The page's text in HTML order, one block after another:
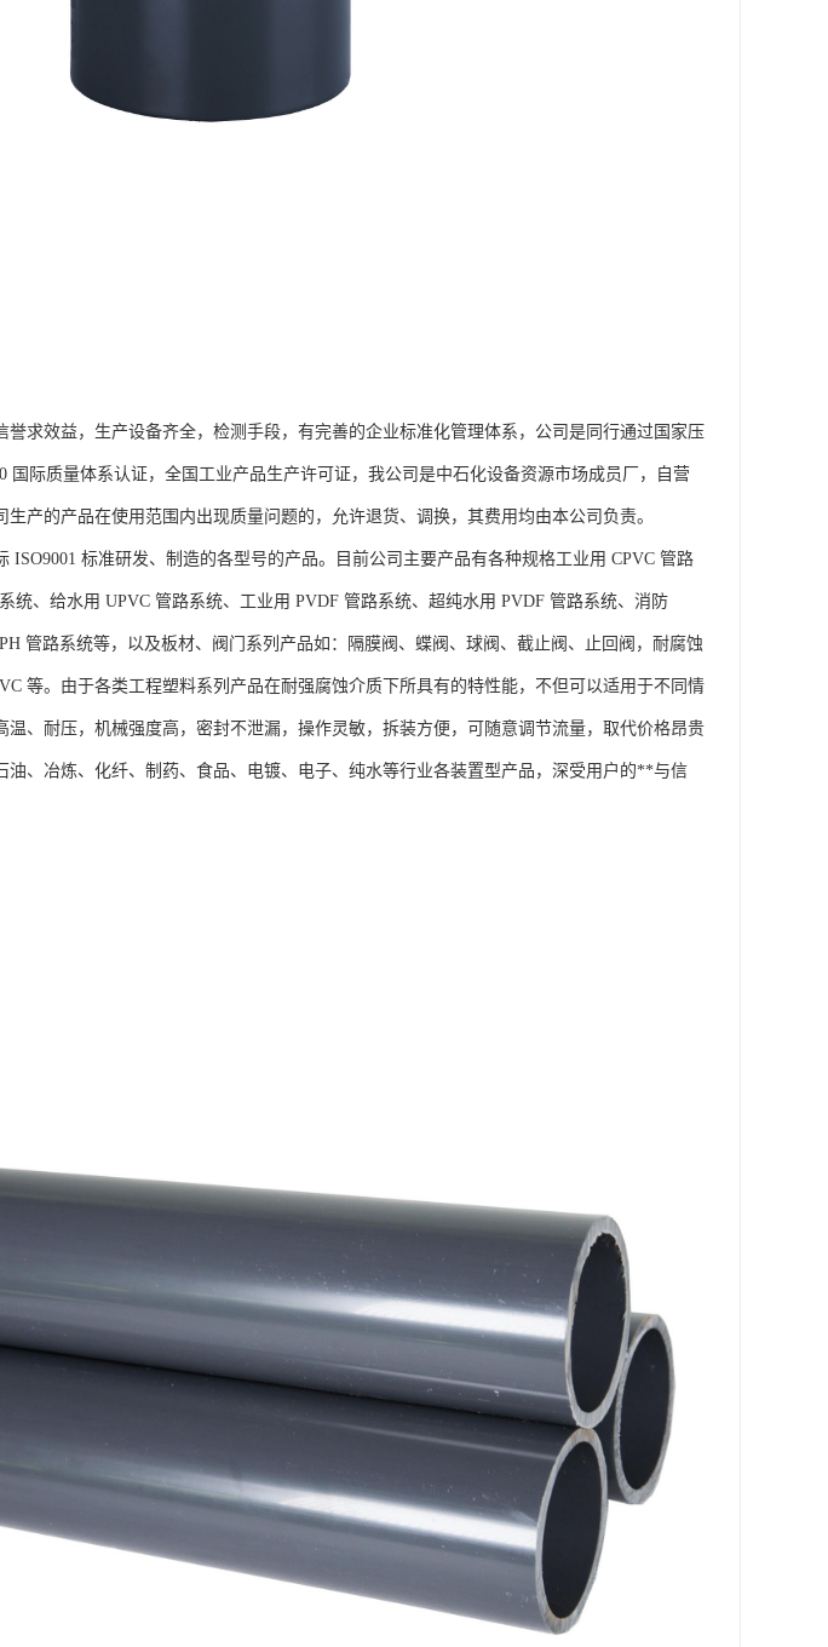
求效益，生产设备齐全，检测手段，有完善的企业标准化管理体系，公司是同行通过国家压
国际质量体系认证，全国工业产品生产许可证，我公司是中石化设备资源市场成员厂，自营
产的产品在使用范围内出现质量问题的，允许退货、调换，其费用均由本公司负责。
标准研发、制造的各型号的产品。目前公司主要产品有各种规格工业用 CPVC 管路
统、给水用 UPVC 管路系统、工业用 PVDF 管路系统、超纯水用 PVDF 管路系统、消防
管路系统等，以及板材、阀门系列产品如：隔膜阀、蝶阀、球阀、截止阀、止回阀，耐腐蚀
等。由于各类工程塑料系列产品在耐强腐蚀介质下所具有的特性能，不但可以适用于不同情
、耐压，机械强度高，密封不泄漏，操作灵敏，拆装方便，可随意调节流量，取代价格昂贵
、冶炼、化纤、制药、食品、电镀、电子、纯水等行业各装置型产品，深受用户的**与信